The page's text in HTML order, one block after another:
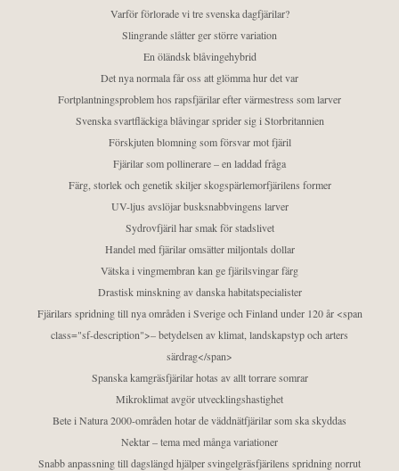
Varför förlorade vi tre svenska dagfjärilar?
Slingrande slåtter ger större variation
En öländsk blåvingehybrid
Det nya normala får oss att glömma hur det var
Fortplantningsproblem hos rapsfjärilar efter värmestress som larver
Svenska svartfläckiga blåvingar sprider sig i Storbritannien
Förskjuten blomning som försvar mot fjäril
Fjärilar som pollinerare – en laddad fråga
Färg, storlek och genetik skiljer skogspärlemorfjärilens former
UV-ljus avslöjar busksnabbvingens larver
Sydrovfjäril har smak för stadslivet
Handel med fjärilar omsätter miljontals dollar
Vätska i vingmembran kan ge fjärilsvingar färg
Drastisk minskning av danska habitatspecialister
Fjärilars spridning till nya områden i Sverige och Finland under 120 år <span
class="sf-description">– betydelsen av klimat, landskapstyp och arters
särdrag</span>
Spanska kamgräsfjärilar hotas av allt torrare somrar
Mikroklimat avgör utvecklingshastighet
Bete i Natura 2000-områden hotar de väddnätfjärilar som ska skyddas
Nektar – tema med många variationer
Snabb anpassning till dagslängd hjälper svingelgräsfjärilens spridning norrut